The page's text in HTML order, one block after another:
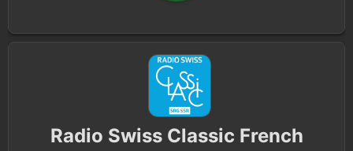
Radio Swiss Classic French